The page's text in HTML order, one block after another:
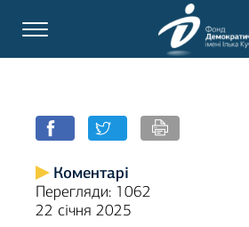
Коментарі
Перегляди: 1062
22 січня 2025